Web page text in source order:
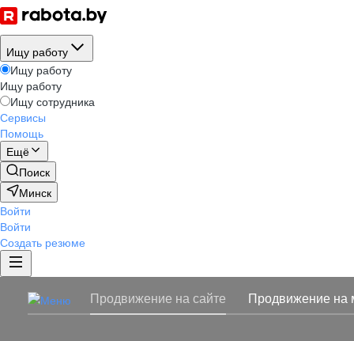
Ищу работу
Ищу работу
Ищу работу
Ищу сотрудника
Сервисы
Помощь
Ещё
Поиск
Минск
Войти
Войти
Создать резюме
Продвижение на сайте
Продвижение на